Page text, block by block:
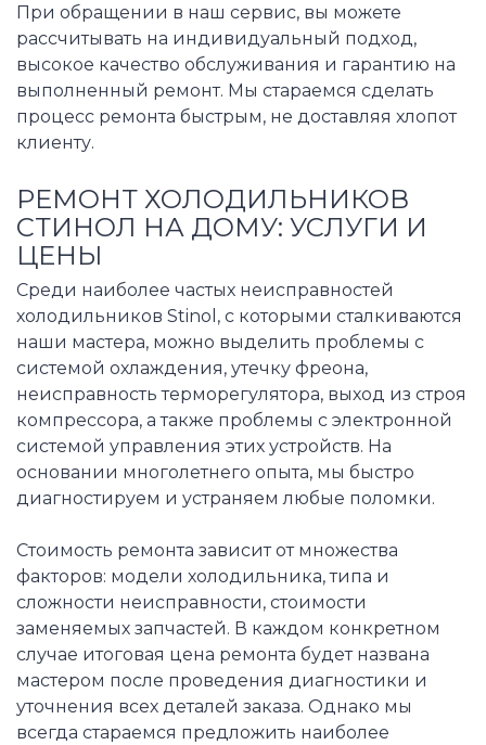
При обращении в наш сервис, вы можете
рассчитывать на индивидуальный подход,
высокое качество обслуживания и гарантию на
выполненный ремонт. Мы стараемся сделать
процесс ремонта быстрым, не доставляя хлопот
клиенту.
РЕМОНТ ХОЛОДИЛЬНИКОВ
СТИНОЛ НА ДОМУ: УСЛУГИ И
ЦЕНЫ
Среди наиболее частых неисправностей
холодильников Stinol, с которыми сталкиваются
наши мастера, можно выделить проблемы с
системой охлаждения, утечку фреона,
неисправность терморегулятора, выход из строя
компрессора, а также проблемы с электронной
системой управления этих устройств. На
основании многолетнего опыта, мы быстро
диагностируем и устраняем любые поломки.
Стоимость ремонта зависит от множества
факторов: модели холодильника, типа и
сложности неисправности, стоимости
заменяемых запчастей. В каждом конкретном
случае итоговая цена ремонта будет названа
мастером после проведения диагностики и
уточнения всех деталей заказа. Однако мы
всегда стараемся предложить наиболее